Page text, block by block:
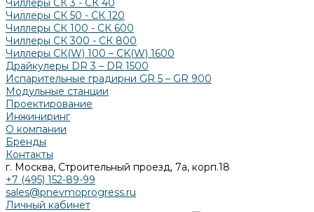
Чиллеры СК 3 - СК 40
Чиллеры СК 50 - СК 120
Чиллеры СК 100 - СК 600
Чиллеры СК 300 - СК 800
Чиллеры СК(W) 100 – CK(W) 1600
Драйкулеры DR 3 – DR 1500
Испарительные градирни GR 5 – GR 900
Модульные станции
Проектирование
Инжиниринг
О компании
Бренды
Контакты
г. Москва, Строительный проезд, 7а, корп.18
+7 (495) 152-89-99
sales@pnevmoprogress.ru
Личный кабинет